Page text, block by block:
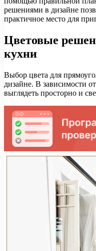
решениями в дизайне
практичное место для
Цветовые
кухни
Выбор цвета для
дизайне. В зависимости
выглядеть просторно и